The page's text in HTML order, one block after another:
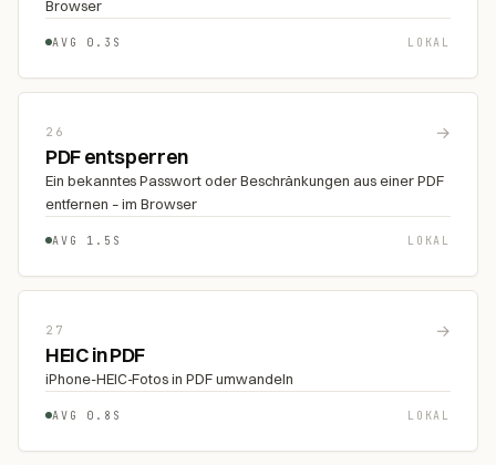
Browser
AVG 0.3S LOKAL
26 →
PDF entsperren
Ein bekanntes Passwort oder Beschränkungen aus einer PDF
entfernen – im Browser
AVG 1.5S LOKAL
27 →
HEIC in PDF
iPhone-HEIC-Fotos in PDF umwandeln
AVG 0.8S LOKAL